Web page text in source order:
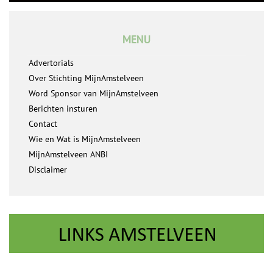
MENU
Advertorials
Over Stichting MijnAmstelveen
Word Sponsor van MijnAmstelveen
Berichten insturen
Contact
Wie en Wat is MijnAmstelveen
MijnAmstelveen ANBI
Disclaimer